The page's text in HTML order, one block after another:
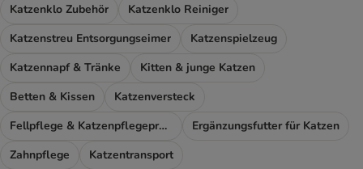
Katzenklo Zubehör
Katzenklo Reiniger
Katzenstreu Entsorgungseimer
Katzenspielzeug
Katzennapf & Tränke
Kitten & junge Katzen
Betten & Kissen
Katzenversteck
Fellpflege & Katzenpflegeprodukte
Ergänzungsfutter für Katzen
Zahnpflege
Katzentransport